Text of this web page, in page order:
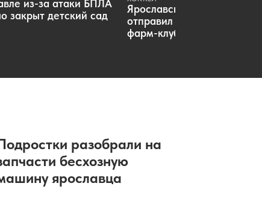
из-за атаки БПЛА
закрыт детский сад
Ярославский «Локомотив»
отправил пятерых
фарм-клуб
разобрали на
бесхозную
ярославца